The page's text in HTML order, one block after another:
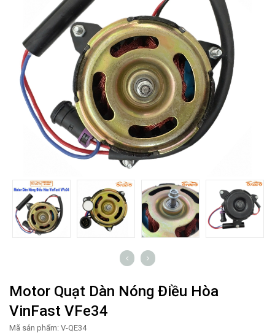
Motor Quạt Dàn Nóng Điều Hòa
VinFast VFe34
Mã sản phẩm: V-QE34